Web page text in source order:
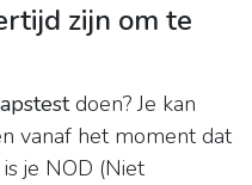
zijn om te
doen? Je kan
vanaf het moment dat
je NOD (Niet